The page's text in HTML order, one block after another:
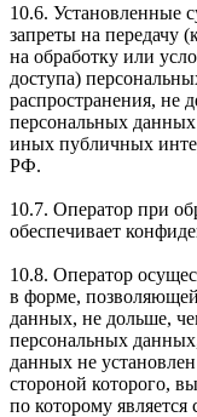
10.6. Установленные
запреты на передачу
на обработку или
доступа)
распространения, не
персональных
иных публичных
РФ.
10.7. Оператор при
обеспечивает
10.8. Оператор
в форме,
данных, не дольше,
персональных
данных не
стороной которого,
по которому